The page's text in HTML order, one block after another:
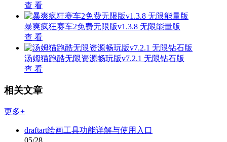
查 看
暴爽疯狂赛车2免费无限版v1.3.8 无限能量版
查 看
汤姆猫跑酷无限资源畅玩版v7.2.1 无限钻石版
查 看
相关文章
更多+
draftart绘画工具功能详解与使用入口